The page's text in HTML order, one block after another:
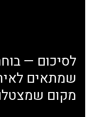
לסיכום —
שמתאים
מקום